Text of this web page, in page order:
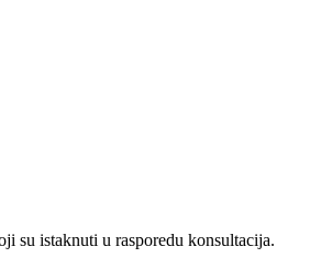
su istaknuti u rasporedu konsultacija.